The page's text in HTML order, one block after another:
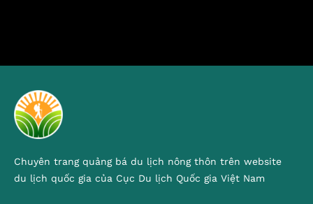
Chuyên trang quảng bá du lịch nông thôn trên website
du lịch quốc gia của Cục Du lịch Quốc gia Việt Nam